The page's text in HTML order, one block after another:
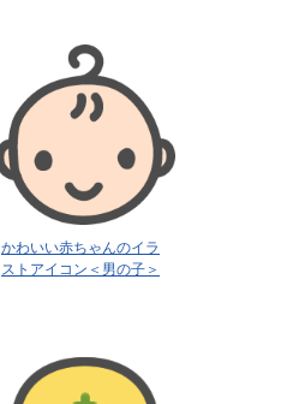
かわいい赤ちゃんのイラ
ストアイコン＜男の子＞